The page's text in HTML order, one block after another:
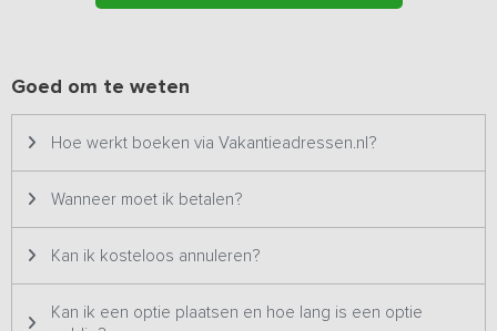
zijn zo alle faciliteiten aanwezig om ook de allerkleinsten een
Het vakantiehuis beschikt over een flinke tuin, van waaruit je
glijbaan en zandbak garanderen voldoende vermaak voor jong én
oud. Op korte afstand (10 minuten fietsen) ligt het Drents- Friese
Wold, een indrukwekkend natuurgebied met uitgestrekte bossen,
Goed om te weten
Hoe werkt boeken via Vakantieadressen.nl?
Wanneer moet ik betalen?
Kan ik kosteloos annuleren?
Kan ik een optie plaatsen en hoe lang is een optie